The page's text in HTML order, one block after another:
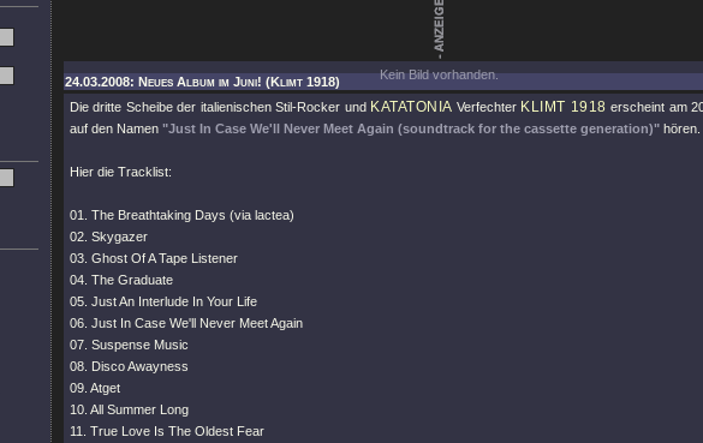
Kein Bild vorhanden.
24.03.2008: Neues Album im Juni! (Klimt 1918)
Die dritte Scheibe der italienischen Stil-Rocker und KATATONIA Verfechter KLIMT 1918 erscheint am
auf den Namen "Just In Case We'll Never Meet Again (soundtrack for the cassette generation)" hören.
Hier die Tracklist:
01. The Breathtaking Days (via lactea)
02. Skygazer
03. Ghost Of A Tape Listener
04. The Graduate
05. Just An Interlude In Your Life
06. Just In Case We'll Never Meet Again
07. Suspense Music
08. Disco Awayness
09. Atget
10. All Summer Long
11. True Love Is The Oldest Fear